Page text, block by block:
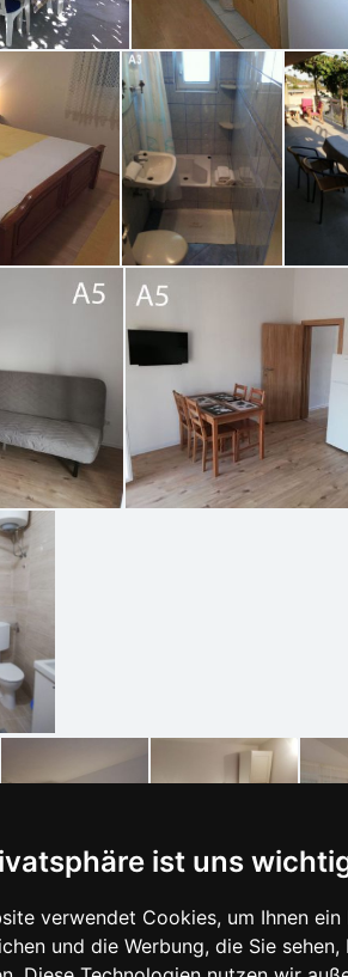
ist uns
verwendet Cookies, um Ihnen
und die Werbung, die Sie